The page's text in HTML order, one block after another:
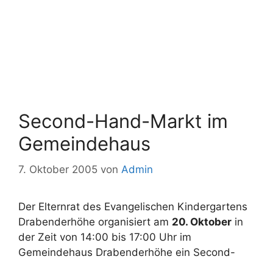
Second-Hand-Markt im
Gemeindehaus
7. Oktober 2005 von Admin
Der Elternrat des Evangelischen Kindergartens
Drabenderhöhe organisiert am 20. Oktober in
der Zeit von 14:00 bis 17:00 Uhr im
Gemeindehaus Drabenderhöhe ein Second-